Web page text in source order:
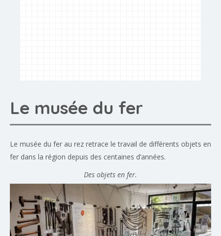
Le musée du fer
Le musée du fer au rez retrace le travail de différents objets en
fer dans la région depuis des centaines d’années.
Des objets en fer.